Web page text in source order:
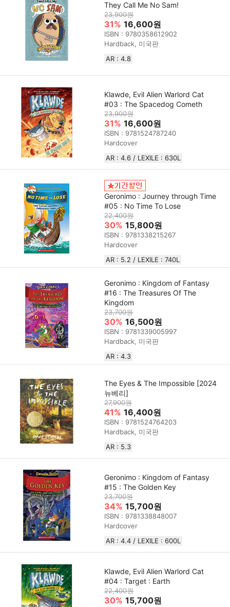
They Call Me No Sam!
23,900원
31% 16,600원
ISBN : 9780358612902
Hardback, 미국판
AR : 4.8
Klawde, Evil Alien Warlord Cat
#03 : The Spacedog Cometh
23,900원
31% 16,600원
ISBN : 9781524787240
Hardcover
AR : 4.6 / LEXILE : 630L
Geronimo : Journey through Time
#05 : No Time To Lose
22,400원
30% 15,800원
ISBN : 9781338215267
Hardcover
AR : 5.2 / LEXILE : 740L
Geronimo : Kingdom of Fantasy
#16 : The Treasures Of The
Kingdom
23,700원
30% 16,500원
ISBN : 9781339005997
Hardback, 미국판
AR : 4.3
The Eyes & The Impossible [2024
뉴베리]
27,900원
41% 16,400원
ISBN : 9781524764203
Hardback, 미국판
AR : 5.3
Geronimo : Kingdom of Fantasy
#15 : The Golden Key
23,700원
34% 15,700원
ISBN : 9781338848007
Hardcover
AR : 4.4 / LEXILE : 600L
Klawde, Evil Alien Warlord Cat
#04 : Target : Earth
22,400원
30% 15,700원